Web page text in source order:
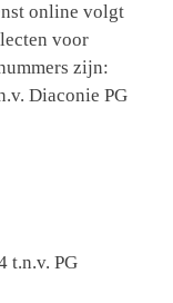
online volgt
voor
zijn:
Diaconie PG
t.n.v. PG